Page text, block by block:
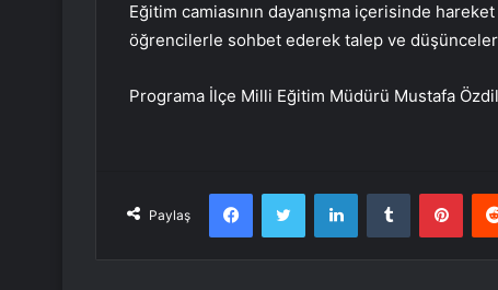
Eğitim camiasının dayanışma içerisinde
öğrencilerle sohbet ederek talep ve
Programa İlçe Milli Eğitim Müdürü Mustafa Özdil
Paylaş
FacebookTwitter LinkedInTumblr